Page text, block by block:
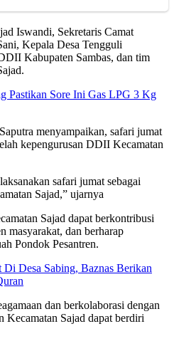
Iswandi, Sekretaris Camat
Kepala Desa Tengguli
Kabupaten Sambas, dan tim
Pastikan Sore Ini Gas LPG 3 Kg
menyampaikan, safari jumat
kepengurusan DDII Kecamatan
safari jumat sebagai
Sajad,” ujarnya
Sajad dapat berkontribusi
masyarakat, dan berharap
Pondok Pesantren.
Di Desa Sabing, Baznas Berikan
dan berkolaborasi dengan
Kecamatan Sajad dapat berdiri